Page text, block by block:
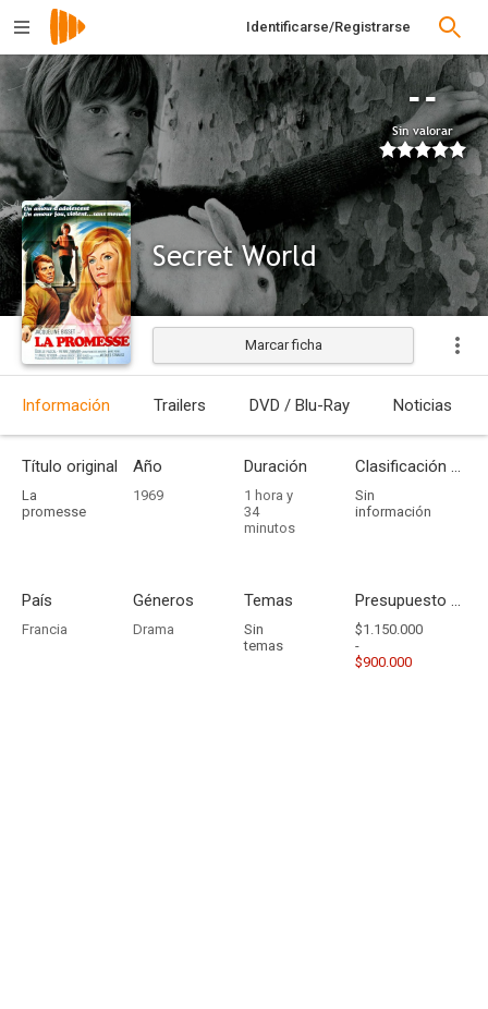
Identificarse/Registrarse
--
Sin valorar
Secret World
Estrenada
Marcar ficha
Información Trailers DVD / Blu-Ray Noticias
Título original
La
promesse
Año
1969
Duración
1 hora y
34
minutos
Clasificación por edades
Sin
información
País
Francia
Géneros
Drama
Temas
Sin
temas
Presupuesto - Ingresos
$1.150.000
-
$900.000